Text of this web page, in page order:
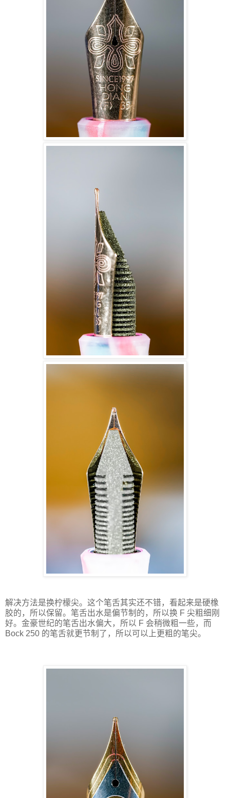
解决方法是换柠檬尖。这个笔舌其实还不错，看起来是硬橡
胶的，所以保留。笔舌出水是偏节制的，所以换 F 尖粗细刚
好。金豪世纪的笔舌出水偏大，所以 F 会稍微粗一些，而
Bock 250 的笔舌就更节制了，所以可以上更粗的笔尖。